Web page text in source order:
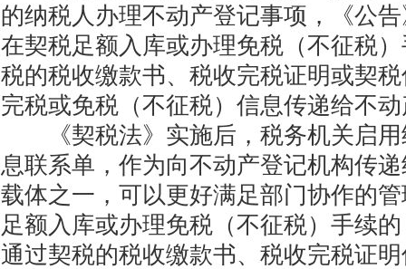
的纳税人办理不动产登记事项，《公
在契税足额入库或办理免税（不征税
税的税收缴款书、税收完税证明或契
完税或免税（不征税）信息传递给不
《契税法》实施后，税务机关启用
息联系单，作为向不动产登记机构传
载体之一，可以更好满足部门协作的
足额入库或办理免税（不征税）手续
通过契税的税收缴款书、税收完税证